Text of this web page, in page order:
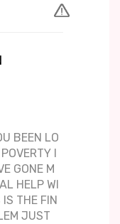
BEEN LO
I
GONE M
HELP WI
THE FIN
JUST